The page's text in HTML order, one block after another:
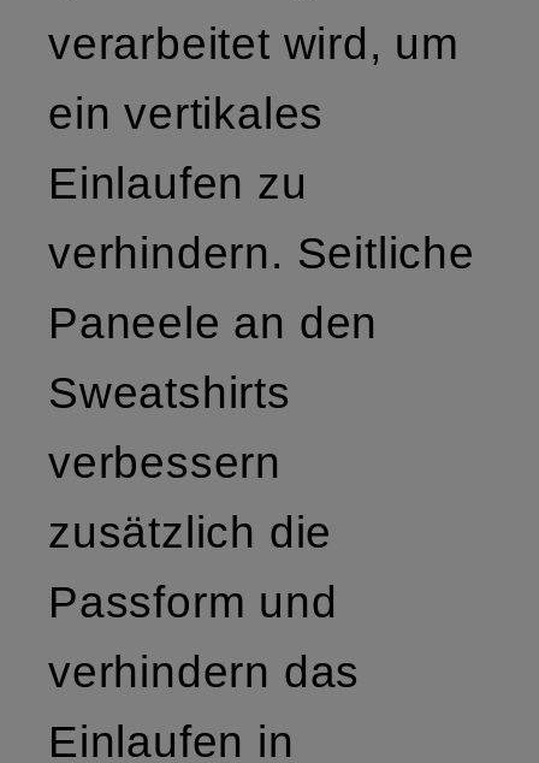
verarbeitet wird, um
ein vertikales
Einlaufen zu
verhindern. Seitliche
Paneele an den
Sweatshirts
verbessern
zusätzlich die
Passform und
verhindern das
Einlaufen in